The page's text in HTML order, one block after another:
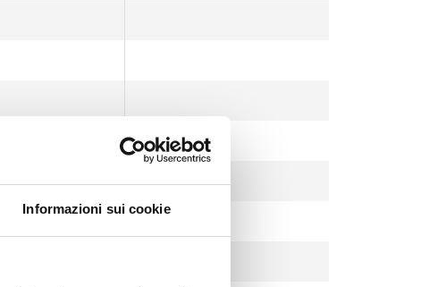
Informazioni sui cookie